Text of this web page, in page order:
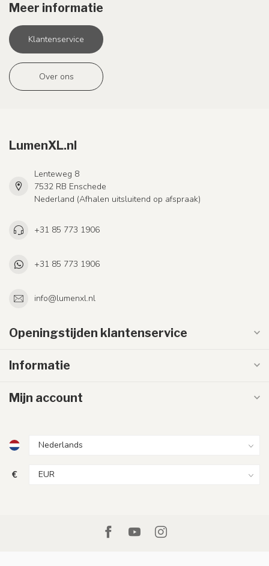
Meer informatie
Klantenservice
Over ons
LumenXL.nl
Lenteweg 8
7532 RB Enschede
Nederland (Afhalen uitsluitend op afspraak)
+31 85 773 1906
+31 85 773 1906
info@lumenxl.nl
Openingstijden klantenservice
Informatie
Mijn account
€